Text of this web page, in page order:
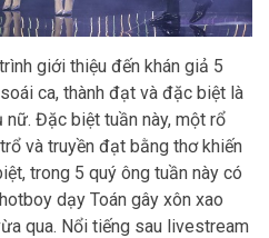
giới thiệu đến khán giả 5
ca, thành đạt và đặc biệt là
Đặc biệt tuần này, một rổ
và truyền đạt bằng thơ khiến
trong 5 quý ông tuần này có
dạy Toán gây xôn xao
qua. Nổi tiếng sau livestream